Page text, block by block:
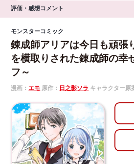
評価・感想コメント
モンスターコミック
錬成師アリアは今日も頑張
を横取りされた錬成師の幸
フ～
漫画： エモ 原作： 日之影ソラ キャラクター原